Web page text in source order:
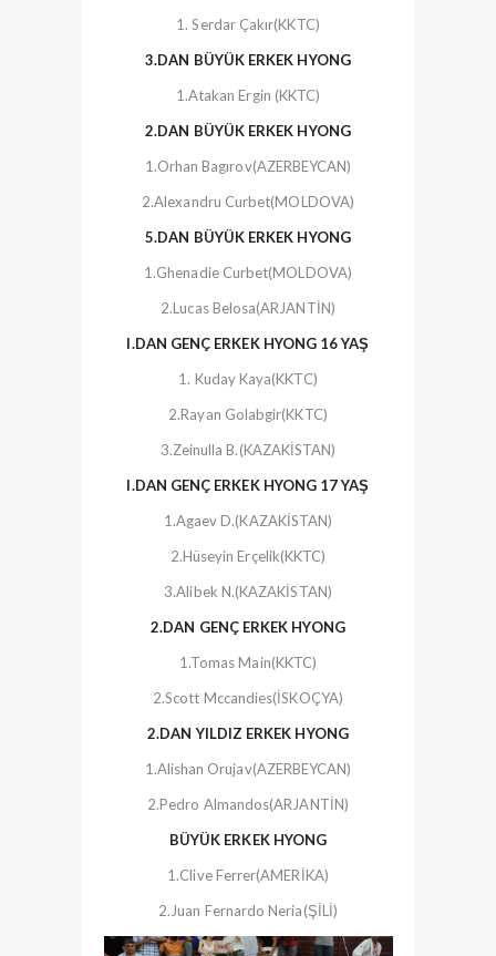
1. Serdar Çakır(KKTC)
3.DAN BÜYÜK ERKEK HYONG
1.Atakan Ergin (KKTC)
2.DAN BÜYÜK ERKEK HYONG
1.Orhan Bagırov(AZERBEYCAN)
2.Alexandru Curbet(MOLDOVA)
5.DAN BÜYÜK ERKEK HYONG
1.Ghenadie Curbet(MOLDOVA)
2.Lucas Belosa(ARJANTİN)
I.DAN GENÇ ERKEK HYONG 16 YAŞ
1. Kuday Kaya(KKTC)
2.Rayan Golabgir(KKTC)
3.Zeinulla B.(KAZAKİSTAN)
I.DAN GENÇ ERKEK HYONG 17 YAŞ
1.Agaev D.(KAZAKİSTAN)
2.Hüseyin Erçelik(KKTC)
3.Alibek N.(KAZAKİSTAN)
2.DAN GENÇ ERKEK HYONG
1.Tomas Main(KKTC)
2.Scott Mccandies(İSKOÇYA)
2.DAN YILDIZ ERKEK HYONG
1.Alishan Orujav(AZERBEYCAN)
2.Pedro Almandos(ARJANTİN)
BÜYÜK ERKEK HYONG
1.Clive Ferrer(AMERİKA)
2.Juan Fernardo Neria(ŞİLİ)